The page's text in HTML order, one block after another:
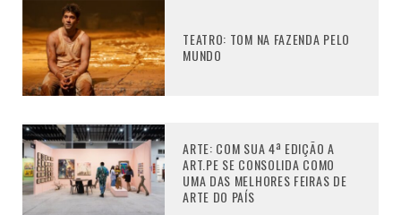
TEATRO: TOM NA FAZENDA PELO
MUNDO
ARTE: COM SUA 4ª EDIÇÃO A
ART.PE SE CONSOLIDA COMO
UMA DAS MELHORES FEIRAS DE
ARTE DO PAÍS